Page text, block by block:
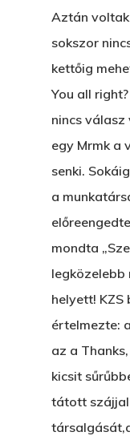
Aztán voltak
sokszor
kettőig
You all
nincs
egy Mrmk a
senki.
a
mondta
legközelebb
helyett!
értelmezte:
az a
kicsit
tátott